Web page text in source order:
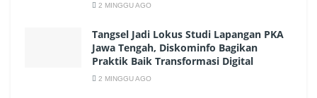
2 MINGGU AGO
Tangsel Jadi Lokus Studi Lapangan PKA
Jawa Tengah, Diskominfo Bagikan
Praktik Baik Transformasi Digital
2 MINGGU AGO